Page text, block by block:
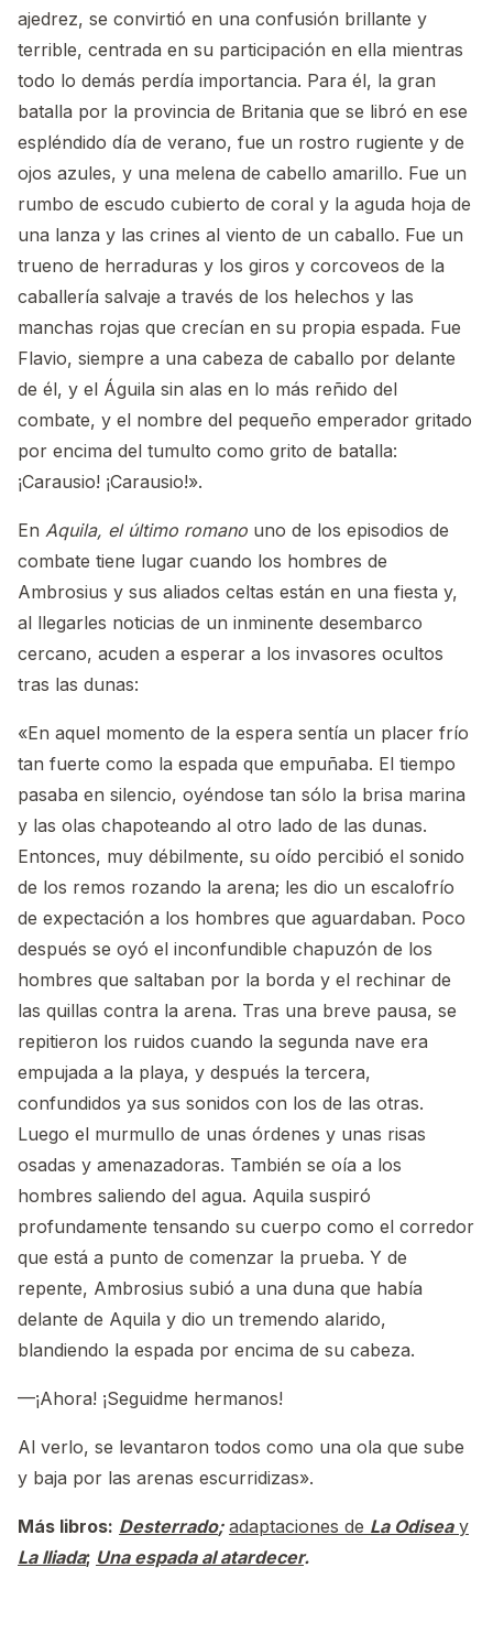
ajedrez, se convirtió en una confusión brillante y
terrible, centrada en su participación en ella mientras
todo lo demás perdía importancia. Para él, la gran
batalla por la provincia de Britania que se libró en ese
espléndido día de verano, fue un rostro rugiente y de
ojos azules, y una melena de cabello amarillo. Fue un
rumbo de escudo cubierto de coral y la aguda hoja de
una lanza y las crines al viento de un caballo. Fue un
trueno de herraduras y los giros y corcoveos de la
caballería salvaje a través de los helechos y las
manchas rojas que crecían en su propia espada. Fue
Flavio, siempre a una cabeza de caballo por delante
de él, y el Águila sin alas en lo más reñido del
combate, y el nombre del pequeño emperador gritado
por encima del tumulto como grito de batalla:
¡Carausio! ¡Carausio!».
En Aquila, el último romano uno de los episodios de
combate tiene lugar cuando los hombres de
Ambrosius y sus aliados celtas están en una fiesta y,
al llegarles noticias de un inminente desembarco
cercano, acuden a esperar a los invasores ocultos
tras las dunas:
«En aquel momento de la espera sentía un placer frío
tan fuerte como la espada que empuñaba. El tiempo
pasaba en silencio, oyéndose tan sólo la brisa marina
y las olas chapoteando al otro lado de las dunas.
Entonces, muy débilmente, su oído percibió el sonido
de los remos rozando la arena; les dio un escalofrío
de expectación a los hombres que aguardaban. Poco
después se oyó el inconfundible chapuzón de los
hombres que saltaban por la borda y el rechinar de
las quillas contra la arena. Tras una breve pausa, se
repitieron los ruidos cuando la segunda nave era
empujada a la playa, y después la tercera,
confundidos ya sus sonidos con los de las otras.
Luego el murmullo de unas órdenes y unas risas
osadas y amenazadoras. También se oía a los
hombres saliendo del agua. Aquila suspiró
profundamente tensando su cuerpo como el corredor
que está a punto de comenzar la prueba. Y de
repente, Ambrosius subió a una duna que había
delante de Aquila y dio un tremendo alarido,
blandiendo la espada por encima de su cabeza.
—¡Ahora! ¡Seguidme hermanos!
Al verlo, se levantaron todos como una ola que sube
y baja por las arenas escurridizas».
Más libros: Desterrado; adaptaciones de La Odiseay
La Iliada; Una espada al atardecer.